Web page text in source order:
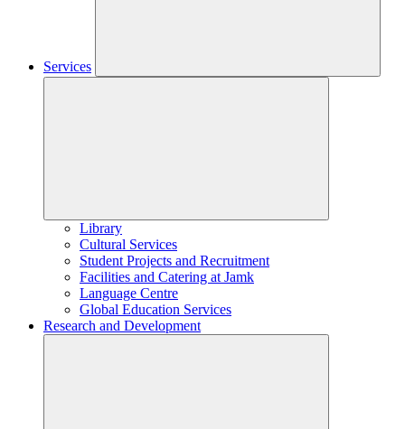
Services
Library
Cultural Services
Student Projects and Recruitment
Facilities and Catering at Jamk
Language Centre
Global Education Services
Research and Development